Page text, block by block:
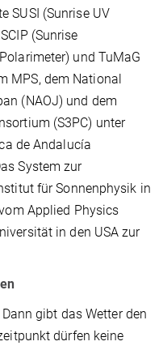
SUSI (Sunrise UV
(Sunrise
und TuMaG
MPS, dem National
(NAOJ) und dem
(S3PC) unter
de Andalucía
System zur
für Sonnenphysik in
Applied Physics
in den USA zur
gibt das Wetter den
dürfen keine